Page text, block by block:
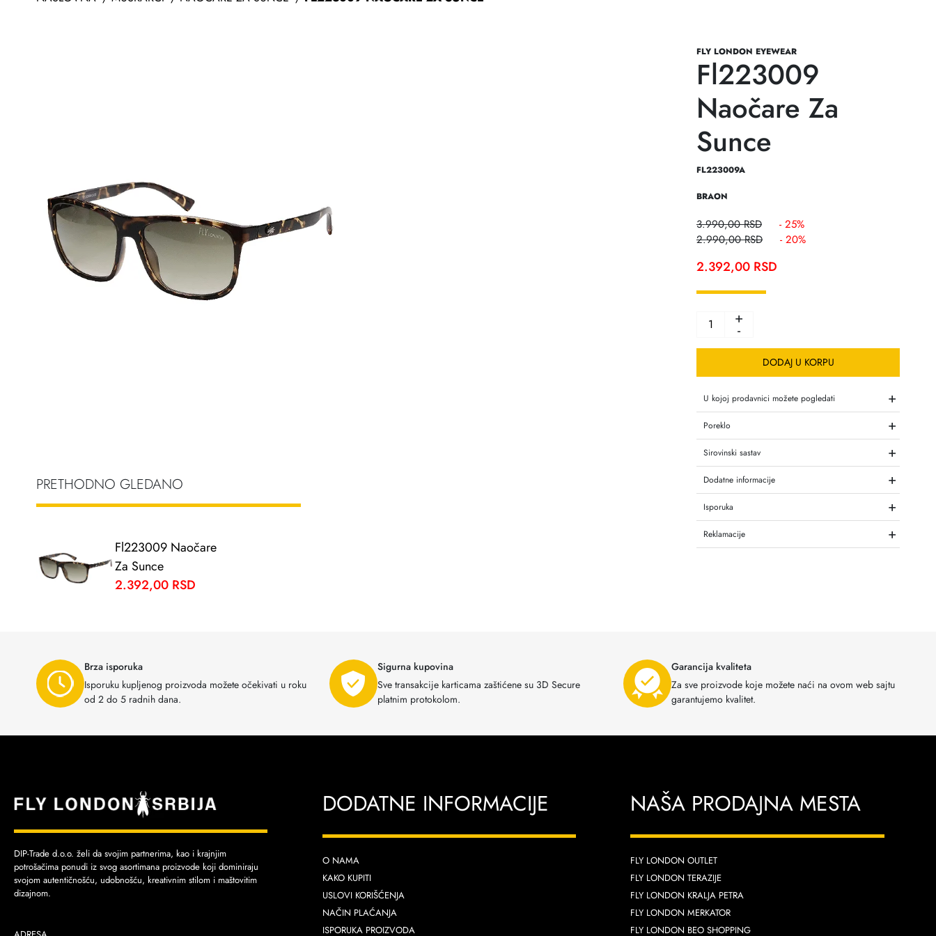
PRETHODNO GLEDANO
Fl223009 Naočare
Za Sunce
2.392,00 RSD
FLY LONDON EYEWEAR
Fl223009
Naočare Za
Sunce
FL223009A
BRAON
3.990,00RSD
- 25%
2.990,00RSD - 20%
2.392,00 RSD
+
-
DODAJ U KORPU
U kojoj prodavnici možete pogledati +
Poreklo +
Sirovinski sastav +
Dodatne informacije +
Isporuka +
Reklamacije +
Brza isporuka
Isporuku kupljenog proizvoda možete očekivati u roku
od 2 do 5 radnih dana.
Sigurna kupovina
Sve transakcije karticama zaštićene su 3D Secure
platnim protokolom.
Garancija kvaliteta
Za sve proizvode koje možete naći na ovom web sajtu
garantujemo kvalitet.
DIP-Trade d.o.o. želi da svojim partnerima, kao i krajnjim
potrošačima ponudi iz svog asortimana proizvode koji dominiraju
svojom autentičnošću, udobnošću, kreativnim stilom i maštovitim
dizajnom.
DODATNE INFORMACIJE
O NAMA
KAKO KUPITI
USLOVI KORIŠĆENJA
NAČIN PLAĆANJA
ISPORUKA PROIZVODA
NAŠA PRODAJNA MESTA
FLY LONDON OUTLET
FLY LONDON TERAZIJE
FLY LONDON KRALJA PETRA
FLY LONDON MERKATOR
FLY LONDON BEO SHOPPING